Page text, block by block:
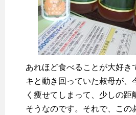
あれほど食べることが大好き
キと動き回っていた叔母が、
く痩せてしまって、少しの距
そうなのです。それで、この